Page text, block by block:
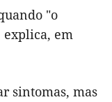
"o
explica, em
sintomas, mas